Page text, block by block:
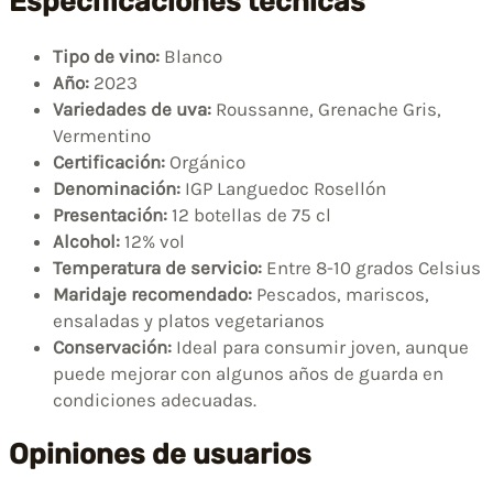
Tipo de vino: Blanco
Año: 2023
Variedades de uva: Roussanne, Grenache Gris,
Vermentino
Certificación: Orgánico
Denominación: IGP Languedoc Rosellón
Presentación: 12 botellas de 75 cl
Alcohol: 12% vol
Temperatura de servicio: Entre 8-10 grados Celsius
Maridaje recomendado: Pescados, mariscos,
ensaladas y platos vegetarianos
Conservación: Ideal para consumir joven, aunque
puede mejorar con algunos años de guarda en
condiciones adecuadas.
Opiniones de usuarios